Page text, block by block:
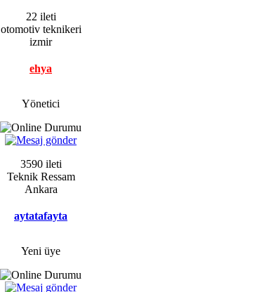
22 ileti
otomotiv teknikeri
izmir
ehya
Yönetici
3590 ileti
Teknik Ressam
Ankara
aytatafayta
Yeni üye